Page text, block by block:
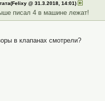
@ 31.3.2018, 14:01)
писал 4 в машине лежат!
в клапанах смотрели?